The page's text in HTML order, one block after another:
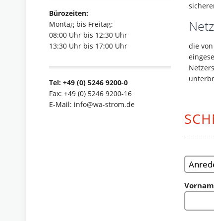
die
Bürozeiten:
Montag bis Freitag:
08:00 Uhr bis 12:30 Uhr
13:30 Uhr bis 17:00 Uhr
Tel: +49 (0) 5246 9200-0
Fax: +49 (0) 5246 9200-16
E-Mail: info@wa-strom.de